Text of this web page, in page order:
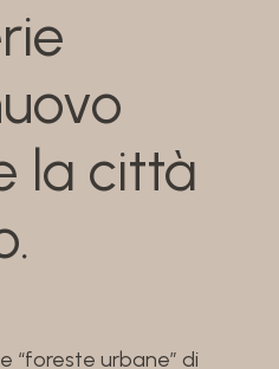
la città
“foreste urbane” di